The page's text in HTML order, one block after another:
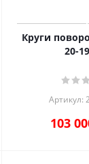
Круги
20-
Артикул:
103